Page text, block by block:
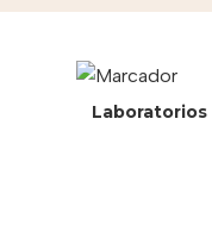
Laboratorios